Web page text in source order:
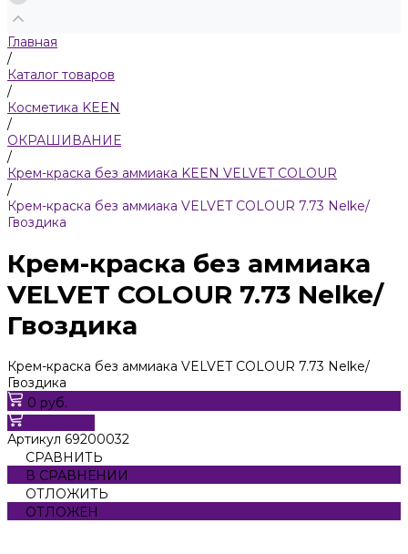
Главная
/
Каталог товаров
/
Косметика KEEN
/
ОКРАШИВАНИЕ
/
Крем-краска без аммиака KEEN VELVET COLOUR
/
Крем-краска без аммиака VELVET COLOUR 7.73 Nelke/
Гвоздика
Крем-краска без аммиака
VELVET COLOUR 7.73 Nelke/
Гвоздика
Крем-краска без аммиака VELVET COLOUR 7.73 Nelke/
Гвоздика
0 руб.
Артикул 69200032
СРАВНИТЬ
В СРАВНЕНИИ
ОТЛОЖИТЬ
ОТЛОЖЕН